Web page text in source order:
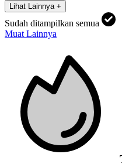
Lihat Lainnya +
Sudah ditampilkan semua
Muat Lainnya